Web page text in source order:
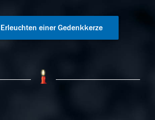
Erleuchten einer Gedenkkerze